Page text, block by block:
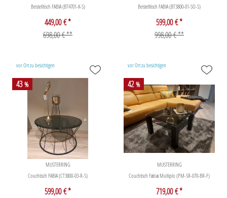
Beistelltisch FABIA (BT4701-K-S)
449,00 € *
698,00 € **
Beistelltisch FABIA (BT3800-01-SO-S)
599,00 € *
998,00 € **
vor Ort zu besichtigen
43%
MUSTERRING
Couchtisch FABIA (CT3800-03-R-S)
599,00 € *
vor Ort zu besichtigen
42%
MUSTERRING
Couchtisch Fabia Multiplo (PM-SR-070-BR-F)
719,00 € *